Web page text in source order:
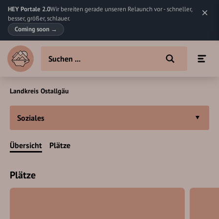
HEY Portale 2.0Wir bereiten gerade unseren Relaunch vor - schneller,
besser, größer, schlauer.
Coming soon →
Landkreis Ostallgäu
Soziales
Übersicht Plätze
Plätze